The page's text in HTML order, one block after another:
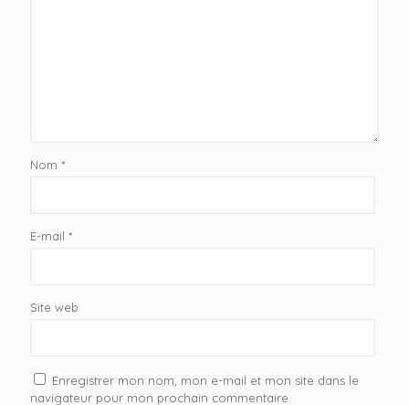
Nom *
E-mail *
Site web
Enregistrer mon nom, mon e-mail et mon site dans le
navigateur pour mon prochain commentaire.